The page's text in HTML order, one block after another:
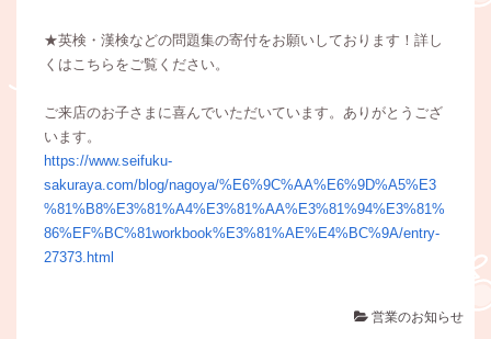
★英検・漢検などの問題集の寄付をお願いしております！詳し
くはこちらをご覧ください。
ご来店のお子さまに喜んでいただいています。ありがとうござ
います。
https://www.seifuku-
sakuraya.com/blog/nagoya/%E6%9C%AA%E6%9D%A5%E3
%81%B8%E3%81%A4%E3%81%AA%E3%81%94%E3%81%
86%EF%BC%81workbook%E3%81%AE%E4%BC%9A/entry-
27373.html
営業のお知らせ